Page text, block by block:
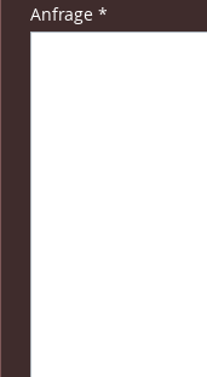
Pflichtfeld
Anfrage *